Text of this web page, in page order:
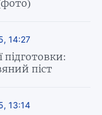
14:27
підготовки:
піст
13:14